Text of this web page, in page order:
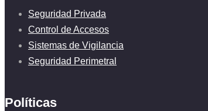
Seguridad Privada
Control de Accesos
Sistemas de Vigilancia
Seguridad Perimetral
Políticas